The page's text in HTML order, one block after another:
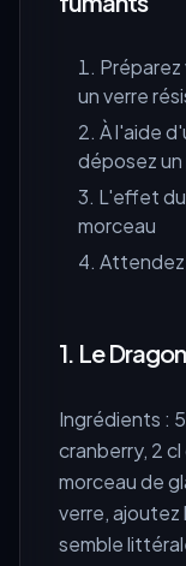
un verre
À l'aide
déposez
L'effet
morceau
Attendez
1. Le
Ingrédients :
cranberry, 2
morceau de
verre,
semble